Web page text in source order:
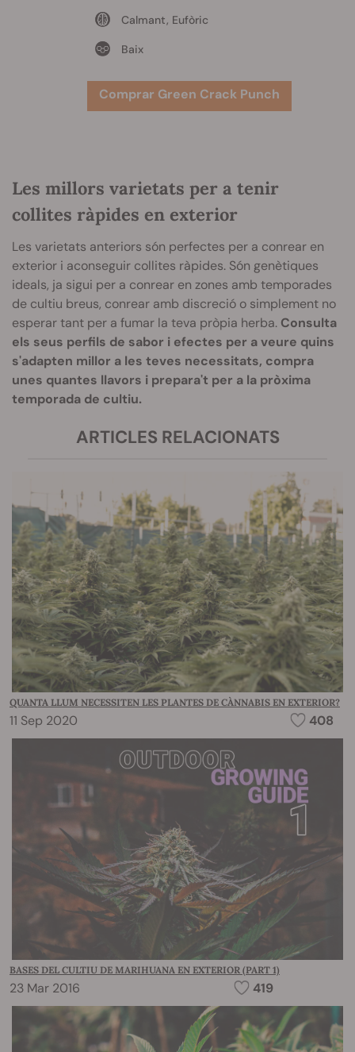
Calmant, Eufòric
Baix
Comprar Green Crack Punch
Les millors varietats per a tenir
collites ràpides en exterior
Les varietats anteriors són perfectes per a conrear en
exterior i aconseguir collites ràpides. Són genètiques
ideals, ja sigui per a conrear en zones amb temporades
de cultiu breus, conrear amb discreció o simplement no
esperar tant per a fumar la teva pròpia herba. Consulta
els seus perfils de sabor i efectes per a veure quins
s'adapten millor a les teves necessitats, compra
unes quantes llavors i prepara't per a la pròxima
temporada de cultiu.
ARTICLES RELACIONATS
QUANTA LLUM NECESSITEN LES PLANTES DE CÀNNABIS EN EXTERIOR?
11 Sep 2020 408
BASES DEL CULTIU DE MARIHUANA EN EXTERIOR (PART 1)
23 Mar 2016 419